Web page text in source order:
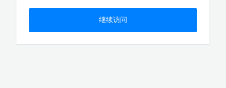
继续访问